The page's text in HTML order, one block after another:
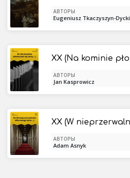
АВТОРЫ
Eugeniusz Tkaczyszyn-Dycki
АВТОРЫ
Jan Kasprowicz
АВТОРЫ
Adam Asnyk